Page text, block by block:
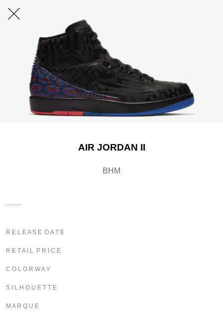
AIR JORDAN II
BHM
R E L E A S E D A T E
R E T A I L P R I C E
C O L O R W A Y
S I L H O U E T T E
M A R Q U E